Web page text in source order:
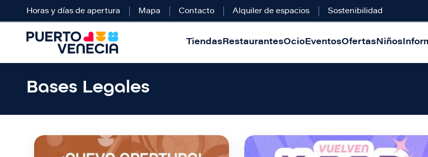
Horas y días de apertura Mapa Contacto Alquiler de espacios Sostenibilidad
TiendasRestaurantesOcioEventosOfertasNiños
Bases Legales